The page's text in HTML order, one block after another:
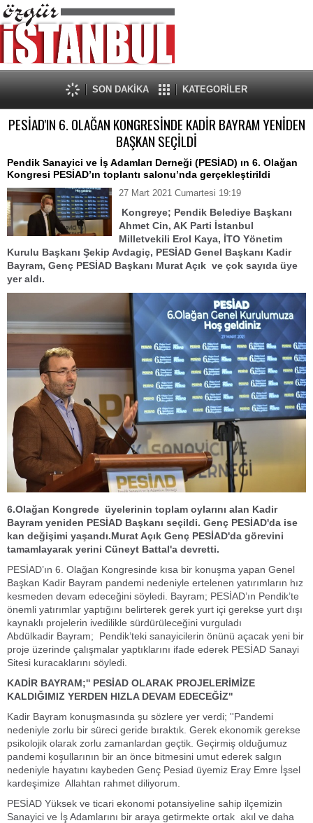
SON DAKİKA KATEGORİLER
PESİAD'IN 6. OLAĞAN KONGRESİNDE KADİR BAYRAM YENİDEN
BAŞKAN SEÇİLDİ
Pendik Sanayici ve İş Adamları Derneği (PESİAD) ın 6. Olağan
Kongresi PESİAD’ın toplantı salonu’nda gerçekleştirildi
27 Mart 2021 Cumartesi 19:19
Kongreye; Pendik Belediye Başkanı
Ahmet Cin, AK Parti İstanbul
Milletvekili Erol Kaya, İTO Yönetim
Kurulu Başkanı Şekip Avdagiç, PESİAD Genel Başkanı Kadir
Bayram, Genç PESİAD Başkanı Murat Açık ve çok sayıda üye
yer aldı.
6.Olağan Kongrede üyelerinin toplam oylarını alan Kadir
Bayram yeniden PESİAD Başkanı seçildi. Genç PESİAD'da ise
kan değişimi yaşandı.Murat Açık Genç PESİAD'da görevini
tamamlayarak yerini Cüneyt Battal'a devretti.
PESİAD’ın 6. Olağan Kongresinde kısa bir konuşma yapan Genel
Başkan Kadir Bayram pandemi nedeniyle ertelenen yatırımların hız
kesmeden devam edeceğini söyledi. Bayram; PESİAD’ın Pendik’te
önemli yatırımlar yaptığını belirterek gerek yurt içi gerekse yurt dışı
kaynaklı projelerin ivedilikle sürdürüleceğini vurguladı
Abdülkadir Bayram; Pendik’teki sanayicilerin önünü açacak yeni bir
proje üzerinde çalışmalar yaptıklarını ifade ederek PESİAD Sanayi
Sitesi kuracaklarını söyledi.
KADİR BAYRAM;'' PESİAD OLARAK PROJELERİMİZE
KALDIĞIMIZ YERDEN HIZLA DEVAM EDECEĞİZ''
Kadir Bayram konuşmasında şu sözlere yer verdi; ''Pandemi
nedeniyle zorlu bir süreci geride bıraktık. Gerek ekonomik gerekse
psikolojik olarak zorlu zamanlardan geçtik. Geçirmiş olduğumuz
pandemi koşullarının bir an önce bitmesini umut ederek salgın
nedeniyle hayatını kaybeden Genç Pesiad üyemiz Eray Emre İşsel
kardeşimize Allahtan rahmet diliyorum.
PESİAD Yüksek ve ticari ekonomi potansiyeline sahip ilçemizin
Sanayici ve İş Adamlarını bir araya getirmekte ortak akıl ve daha